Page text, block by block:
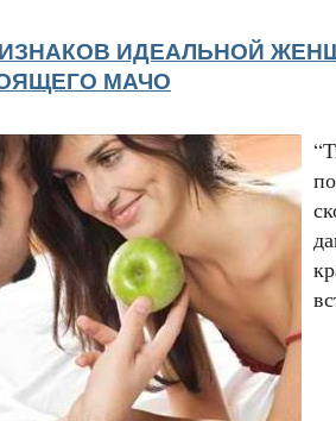
ИДЕАЛЬНОЙ
МАЧО